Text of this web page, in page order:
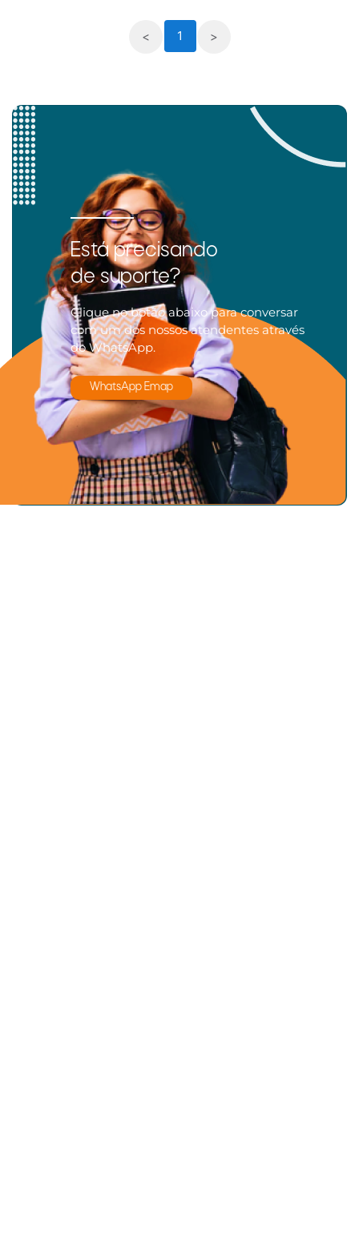
< 1 >
Está precisando
de suporte?
Clique no botão abaixo para conversar
com um dos nossos atendentes através
do WhatsApp.
WhatsApp Emap